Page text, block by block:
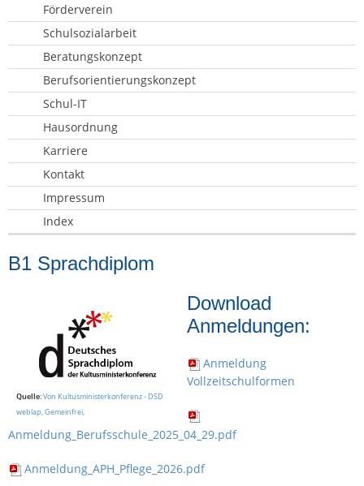
Förderverein
Schulsozialarbeit
Beratungskonzept
Berufsorientierungskonzept
Schul-IT
Hausordnung
Karriere
Kontakt
Impressum
Index
B1 Sprachdiplom
Quelle:Von Kultusministerkonferenz - DSD
weblap, Gemeinfrei,
Download
Anmeldungen:
Anmeldung
Vollzeitschulformen
Anmeldung_Berufsschule_2025_04_29.pdf
Anmeldung_APH_Pflege_2026.pdf